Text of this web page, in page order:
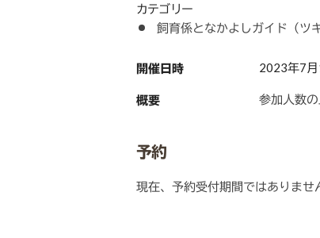
カテゴリー
飼育係となかよしガイド（ツ
開催日時 2023年7
概要 参加人数の
予約
現在、予約受付期間ではありませ